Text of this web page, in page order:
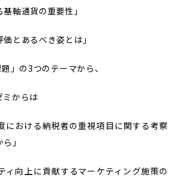
軸通貨の重要性」
価とあるべき姿とは」
」の3つのテーマから、
ミからは
における納税者の重視項目に関する考察
」
ィ向上に貢献するマーケティング施策の